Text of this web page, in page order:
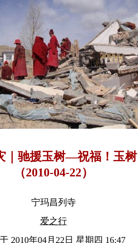
｜驰援玉树—祝福！玉
（2010-04-22）
宁玛昌列寺
爱之行
2010年04月22日 星期四 16:47